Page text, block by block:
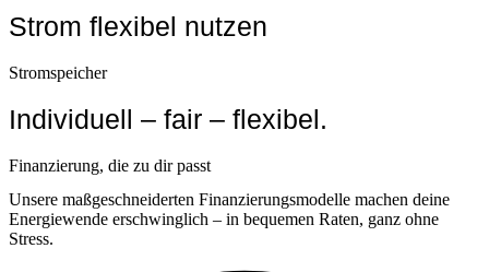
Strom flexibel nutzen
Stromspeicher
Individuell – fair – flexibel.
Finanzierung, die zu dir passt
Unsere maßgeschneiderten Finanzierungsmodelle machen deine
Energiewende erschwinglich – in bequemen Raten, ganz ohne
Stress.